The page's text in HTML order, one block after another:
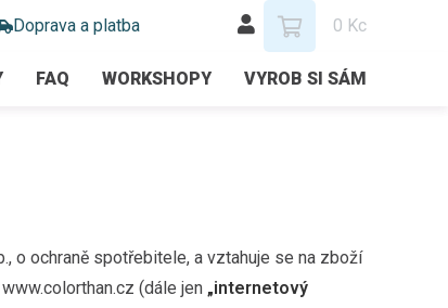
Doprava a platba 0 Kc
FAQ WORKSHOPY VYROB SI SÁM
o ochraně spotřebitele, a vztahuje se na zboží
(dále jen „internetový